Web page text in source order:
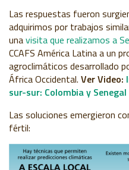
Las respuestas fueron
adquirimos por trabajos
unavisita que realizamos a
CCAFS América Latina a un
agroclimáticos desarrollado
África Occidental. Ver Video:
sur-sur: Colombia y Senegal
Las soluciones emergieron
fértil: